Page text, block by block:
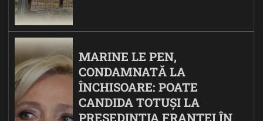
MARINE LE PEN,
CONDAMNATĂ LA
ÎNCHISOARE: POATE
CANDIDA TOTUȘI LA